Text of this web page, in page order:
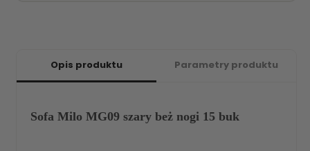
Opis produktu Parametry produktu
Sofa Milo MG09 szary beż nogi 15 buk